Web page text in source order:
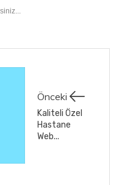
Önceki
Kaliteli Özel
Hastane
Web...